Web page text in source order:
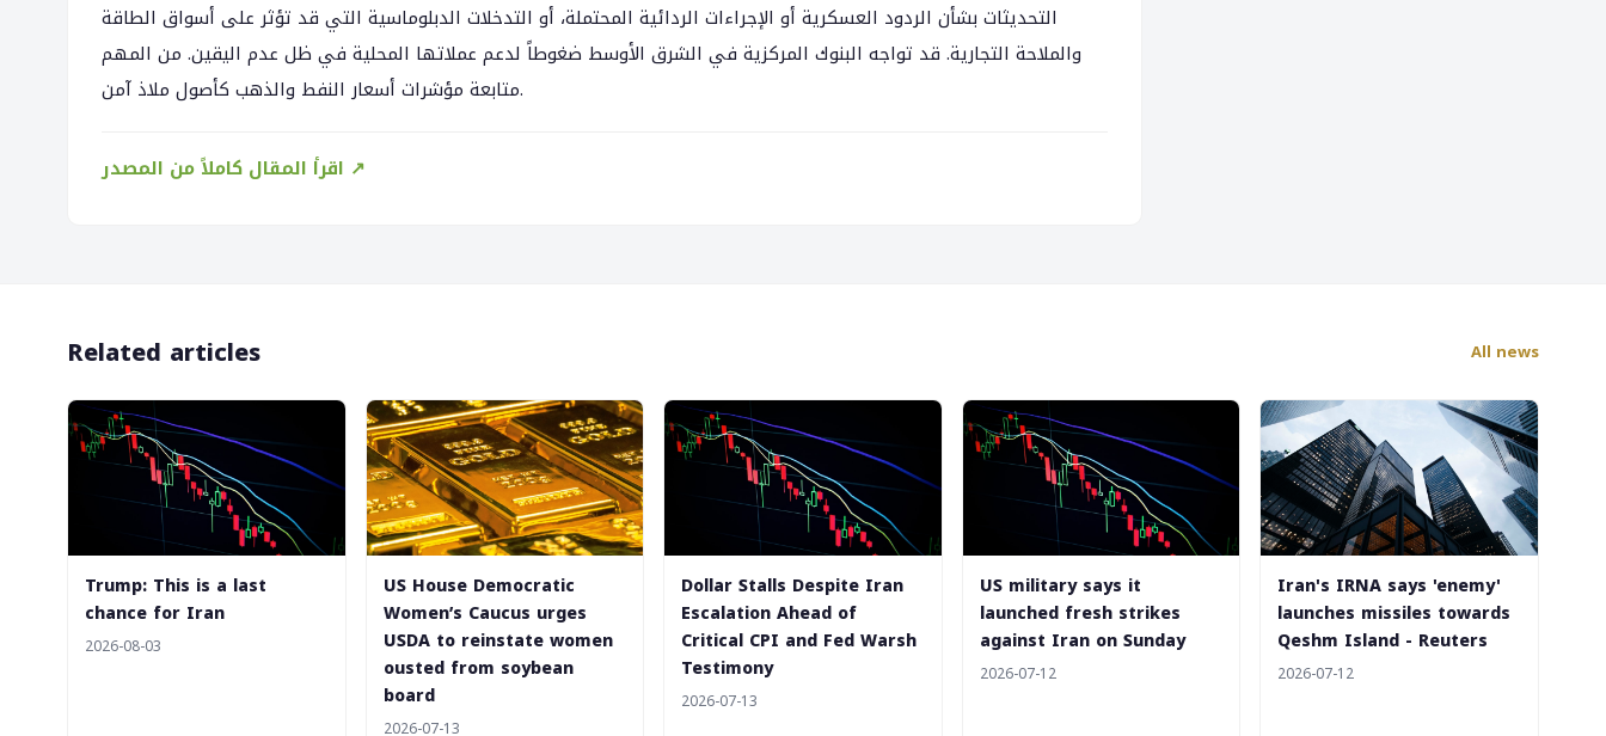
التحديثات بشأن الردود العسكرية أو الإجراءات الردائية المحتملة، أو التدخلات الدبلوماسية التي قد تؤثر على أسواق الطاقة
والملاحة التجارية. قد تواجه البنوك المركزية في الشرق الأوسط ضغوطاً لدعم عملاتها المحلية في ظل عدم اليقين. من المهم
متابعة مؤشرات أسعار النفط والذهب كأصول ملاذ آمن.
اقرأ المقال كاملاً من المصدر ↗
Related articles All news
Trump: This is a last
chance for Iran
2026-08-03
US House Democratic
Women’s Caucus urges
USDA to reinstate women
ousted from soybean
board
2026-07-13
Dollar Stalls Despite Iran
Escalation Ahead of
Critical CPI and Fed Warsh
Testimony
2026-07-13
US military says it
launched fresh strikes
against Iran on Sunday
2026-07-12
Iran's IRNA says 'enemy'
launches missiles towards
Qeshm Island - Reuters
2026-07-12